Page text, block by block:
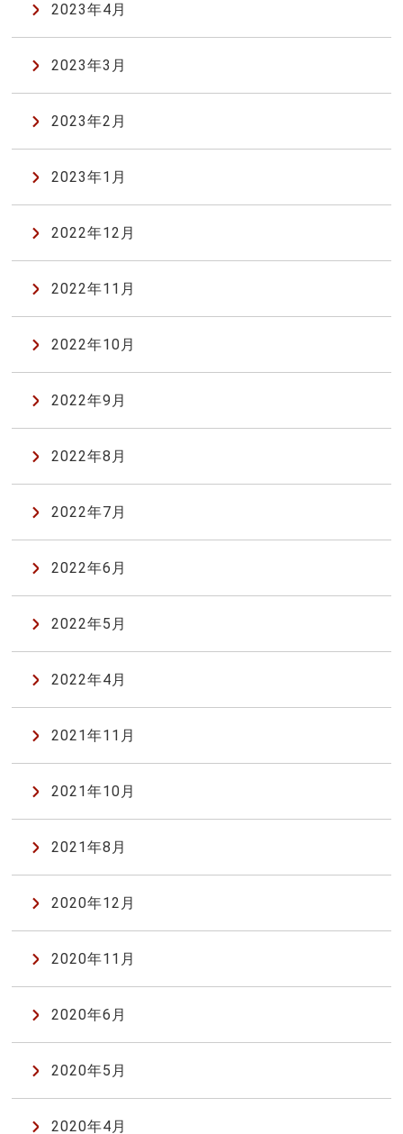
2023年4月
2023年3月
2023年2月
2023年1月
2022年12月
2022年11月
2022年10月
2022年9月
2022年8月
2022年7月
2022年6月
2022年5月
2022年4月
2021年11月
2021年10月
2021年8月
2020年12月
2020年11月
2020年6月
2020年5月
2020年4月